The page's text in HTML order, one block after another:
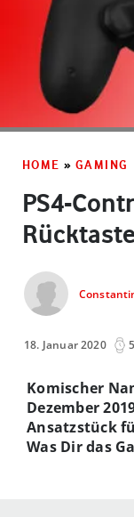
HOME » GAMING
PS4-
18. Januar 2020
Komischer
Dezember
Ansatzstück
Was Dir das